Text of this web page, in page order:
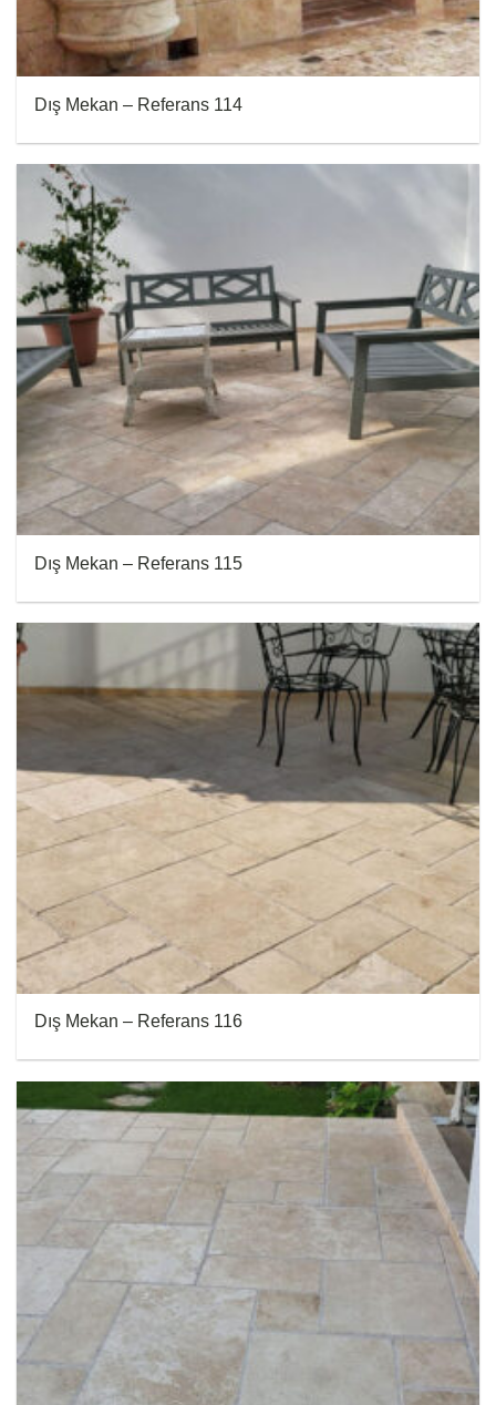
Dış Mekan – Referans 114
Dış Mekan – Referans 115
Dış Mekan – Referans 116